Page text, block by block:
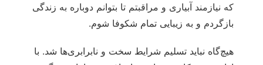
که نیازمند آبیاری و مراقبتم تا بتوانم دوباره به زندگی
بازگردم و به زیبایی تمام شکوفا شوم.
هیچ‌گاه نباید تسلیم شرایط سخت و نابرابری‌ها شد. با